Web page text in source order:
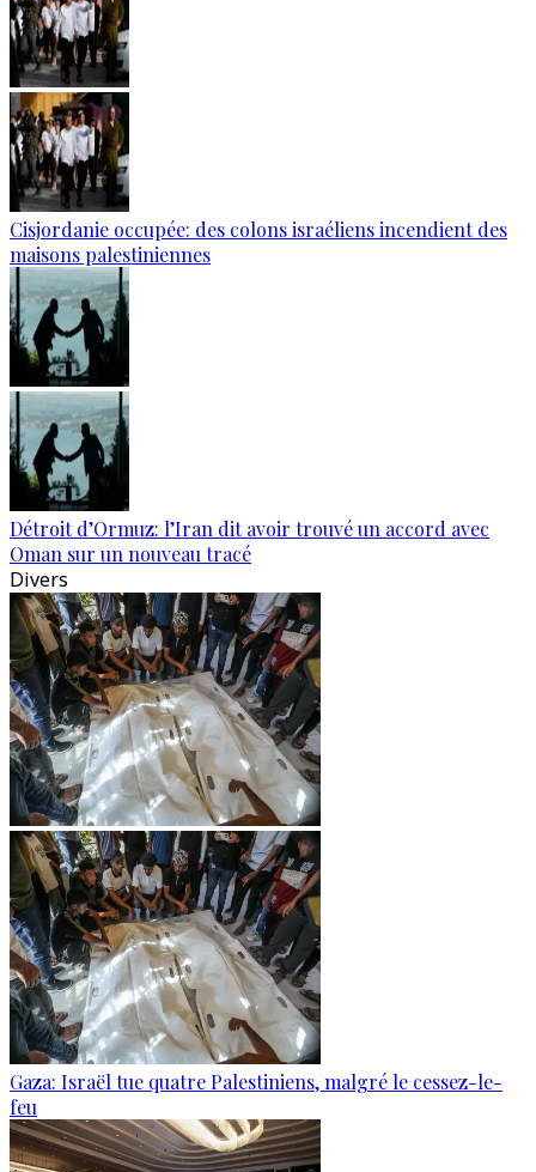
Cisjordanie occupée: des colons israéliens incendient des
maisons palestiniennes
Détroit d’Ormuz: l’Iran dit avoir trouvé un accord avec
Oman sur un nouveau tracé
Divers
Gaza: Israël tue quatre Palestiniens, malgré le cessez-le-
feu